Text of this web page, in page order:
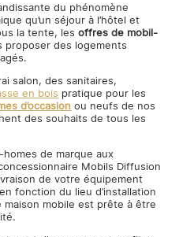
du phénomène
qu’un séjour à l’hôtel et
la tente, lesoffres de mobil-
des logements
salon, des sanitaires,
en bois pratique pour les
d’occasion ou neufs de nos
des souhaits de tous les
homes de marque aux
Mobils Diffusion
de votre équipement
fonction du lieu d’installation
mobile est prête à être